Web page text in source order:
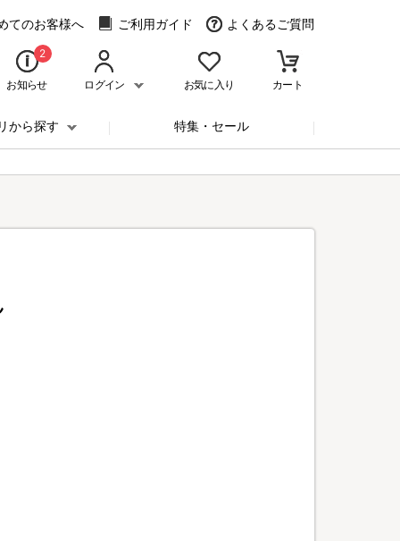
てのお客様へ ご利用ガイド よくあるご質問
2
お知らせ ログイン お気に入り カート
から探す 特集・セール